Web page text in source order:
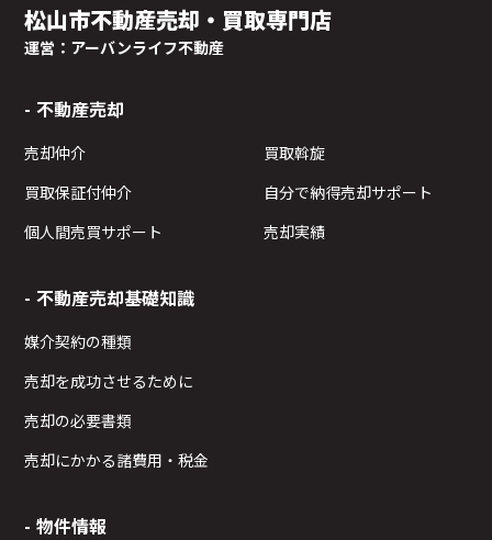
松山市不動産売却・買取専門店
運営：アーバンライフ不動産
不動産売却
売却仲介
買取斡旋
買取保証付仲介
自分で納得売却サポート
個人間売買サポート
売却実績
不動産売却基礎知識
媒介契約の種類
売却を成功させるために
売却の必要書類
売却にかかる諸費用・税金
物件情報